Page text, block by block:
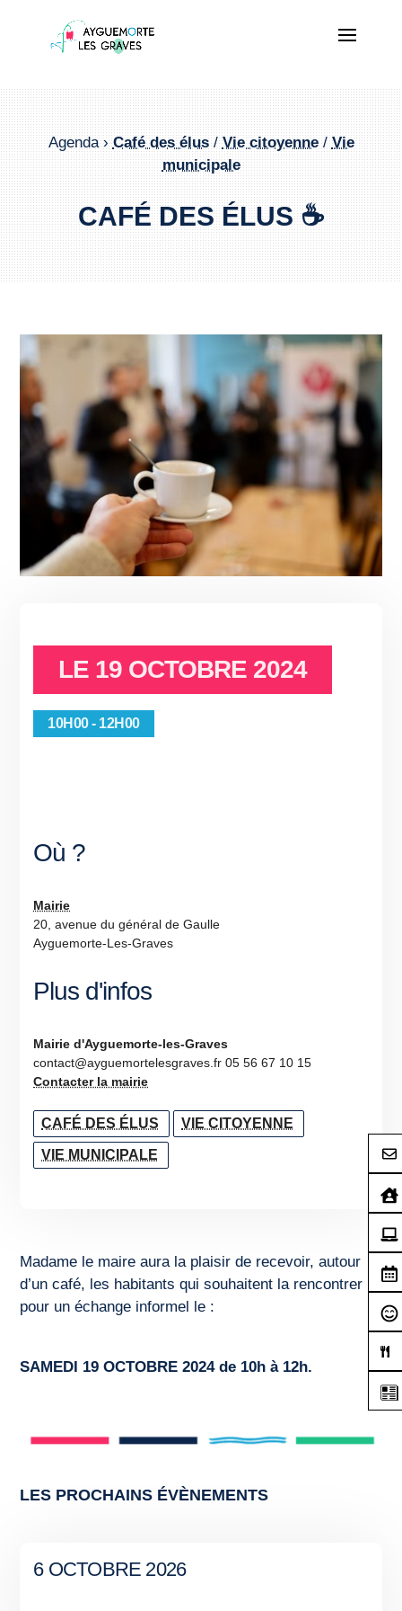
Agenda ›Café des élus/Vie citoyenne/Vie
municipale
CAFÉ DES ÉLUS ☕
LE 19 OCTOBRE 2024
10H00 - 12H00
Où ?
Mairie
20, avenue du général de Gaulle
Ayguemorte-Les-Graves
Plus d'infos
Mairie d'Ayguemorte-les-Graves
contact@ayguemortelesgraves.fr 05 56 67 10 15
Contacter la mairie
CAFÉ DES ÉLUS VIE CITOYENNE
VIE MUNICIPALE
Madame le maire aura la plaisir de recevoir, autour
d’un café, les habitants qui souhaitent la rencontrer
pour un échange informel le :
SAMEDI 19 OCTOBRE 2024 de 10h à 12h.
LES PROCHAINS ÉVÈNEMENTS
6 OCTOBRE 2026